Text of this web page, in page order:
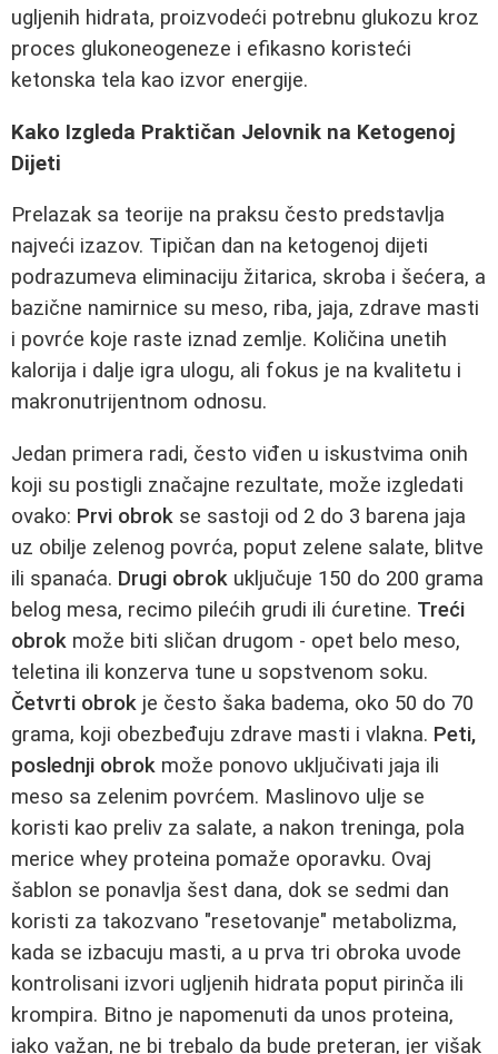
ugljenih hidrata, proizvodeći potrebnu glukozu kroz
proces glukoneogeneze i efikasno koristeći
ketonska tela kao izvor energije.
Kako Izgleda Praktičan Jelovnik na Ketogenoj
Dijeti
Prelazak sa teorije na praksu često predstavlja
najveći izazov. Tipičan dan na ketogenoj dijeti
podrazumeva eliminaciju žitarica, skroba i šećera, a
bazične namirnice su meso, riba, jaja, zdrave masti
i povrće koje raste iznad zemlje. Količina unetih
kalorija i dalje igra ulogu, ali fokus je na kvalitetu i
makronutrijentnom odnosu.
Jedan primera radi, često viđen u iskustvima onih
koji su postigli značajne rezultate, može izgledati
ovako: Prvi obrok se sastoji od 2 do 3 barena jaja
uz obilje zelenog povrća, poput zelene salate, blitve
ili spanaća. Drugi obrok uključuje 150 do 200 grama
belog mesa, recimo pilećih grudi ili ćuretine. Treći
obrok može biti sličan drugom - opet belo meso,
teletina ili konzerva tune u sopstvenom soku.
Četvrti obrok je često šaka badema, oko 50 do 70
grama, koji obezbeđuju zdrave masti i vlakna. Peti,
poslednji obrok može ponovo uključivati jaja ili
meso sa zelenim povrćem. Maslinovo ulje se
koristi kao preliv za salate, a nakon treninga, pola
merice whey proteina pomaže oporavku. Ovaj
šablon se ponavlja šest dana, dok se sedmi dan
koristi za takozvano "resetovanje" metabolizma,
kada se izbacuju masti, a u prva tri obroka uvode
kontrolisani izvori ugljenih hidrata poput pirinča ili
krompira. Bitno je napomenuti da unos proteina,
iako važan, ne bi trebalo da bude preteran, jer višak